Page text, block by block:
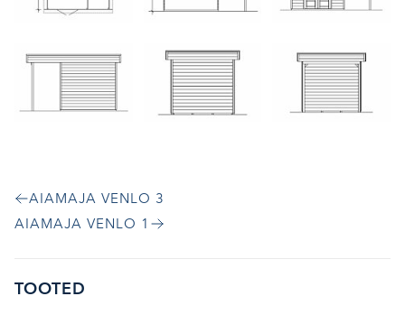
AIAMAJA VENLO 3
AIAMAJA VENLO 1
TOOTED